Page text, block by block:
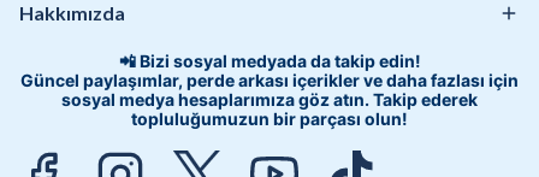
Hakkımızda
📲 Bizi sosyal medyada da takip edin!
Güncel paylaşımlar, perde arkası içerikler ve daha fazlası için
sosyal medya hesaplarımıza göz atın. Takip ederek
topluluğumuzun bir parçası olun!